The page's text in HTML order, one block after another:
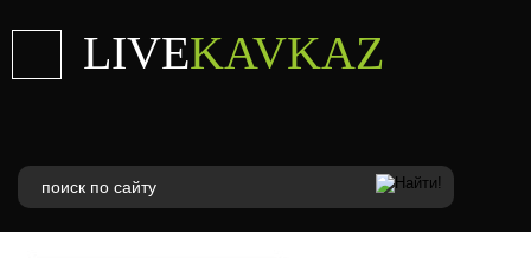
LIVEKAVKAZ